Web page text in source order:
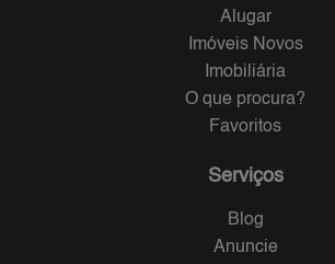
Alugar
Imóveis Novos
Imobiliária
O que procura?
Favoritos
Serviços
Blog
Anuncie